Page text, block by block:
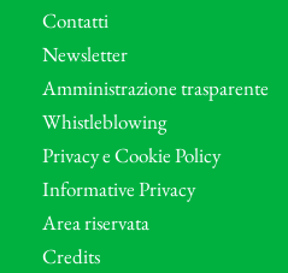
Contatti
Newsletter
Amministrazione trasparente
Whistleblowing
Privacy e Cookie Policy
Informative Privacy
Area riservata
Credits